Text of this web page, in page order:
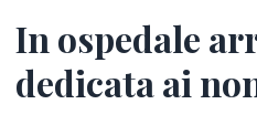
In ospedale
dedicata ai